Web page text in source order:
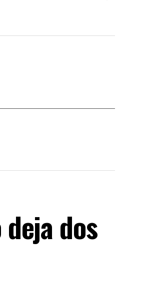
dos